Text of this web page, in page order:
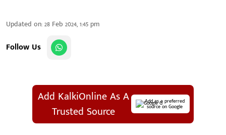
Updated on:28 Feb 2024, 1:45 pm
Follow Us
Add KalkiOnline As A
Trusted Source
Add as a preferred
source on Google